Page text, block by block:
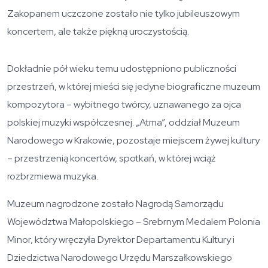
Zakopanem uczczone zostało nie tylko jubileuszowym
koncertem, ale także piękną uroczystością.
Dokładnie pół wieku temu udostępniono publiczności
przestrzeń, w której mieści się jedyne biograficzne muzeum
kompozytora – wybitnego twórcy, uznawanego za ojca
polskiej muzyki współczesnej. „Atma”, oddział Muzeum
Narodowego w Krakowie, pozostaje miejscem żywej kultury
– przestrzenią koncertów, spotkań, w której wciąż
rozbrzmiewa muzyka.
Muzeum nagrodzone zostało Nagrodą Samorządu
Województwa Małopolskiego – Srebrnym Medalem Polonia
Minor, który wręczyła Dyrektor Departamentu Kultury i
Dziedzictwa Narodowego Urzędu Marszałkowskiego